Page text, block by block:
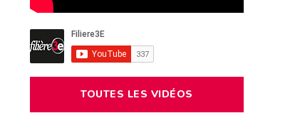
TOUTES LES VIDÉOS